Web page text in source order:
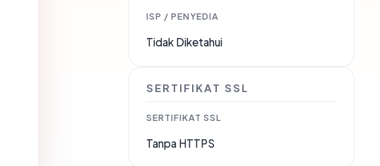
ISP / PENYEDIA
Tidak Diketahui
SERTIFIKAT SSL
SERTIFIKAT SSL
Tanpa HTTPS